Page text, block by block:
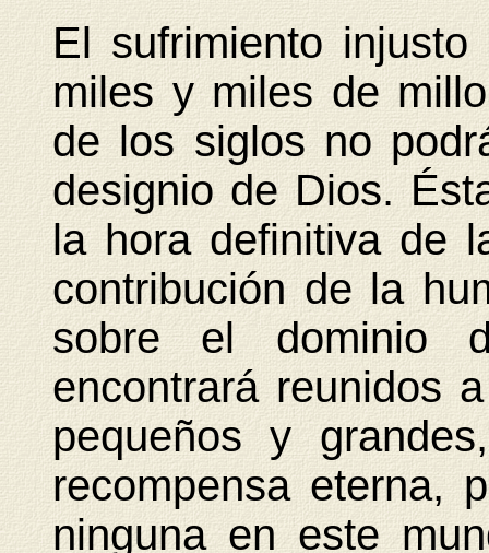
El sufrimiento
miles y miles de
de los siglos no
designio de Dios.
la hora definitiva de
contribución de la
sobre el dominio
encontrará reunidos
pequeños y
recompensa eterna,
ninguna en este